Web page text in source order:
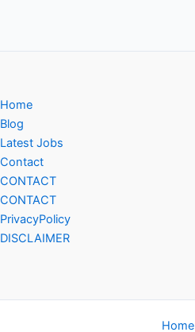
Home
Blog
Latest Jobs
Contact
CONTACT
CONTACT
PrivacyPolicy
DISCLAIMER
Home